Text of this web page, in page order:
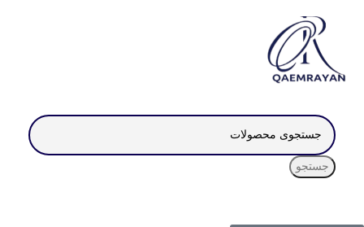
جستجو